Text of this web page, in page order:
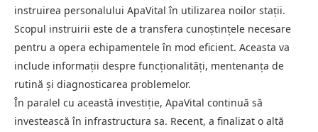
instruirea personalului ApaVital în utilizarea noilor stații.
Scopul instruirii este de a transfera cunoștințele necesare
pentru a opera echipamentele în mod eficient. Aceasta va
include informații despre funcționalități, mentenanța de
rutină și diagnosticarea problemelor.
În paralel cu această investiție, ApaVital continuă să
investească în infrastructura sa. Recent, a finalizat o altă